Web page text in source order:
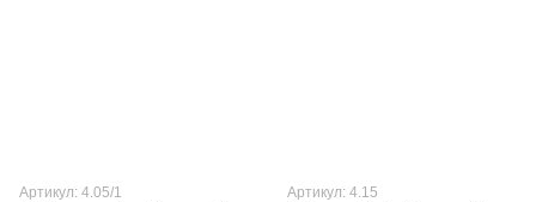
Артикул: 4.05/1 Артикул: 4.15